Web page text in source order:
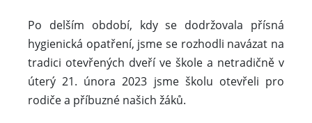
Po delším období, kdy se dodržovala přísná
hygienická opatření, jsme se rozhodli navázat na
tradici otevřených dveří ve škole a netradičně v
úterý 21. února 2023 jsme školu otevřeli pro
rodiče a příbuzné našich žáků.